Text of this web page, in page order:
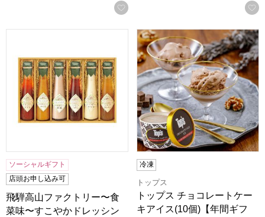
お気に入りに登録する
飛騨高山ファクトリー〜食菜味〜すこやかドレッシングギ
ソーシャルギフト
店頭お申し込み可
飛騨高山ファクトリー〜食
菜味〜すこやかドレッシン
トップス チョコレートケー
冷凍
トップス
トップス チョコレートケー
キアイス(10個)【年間ギフ